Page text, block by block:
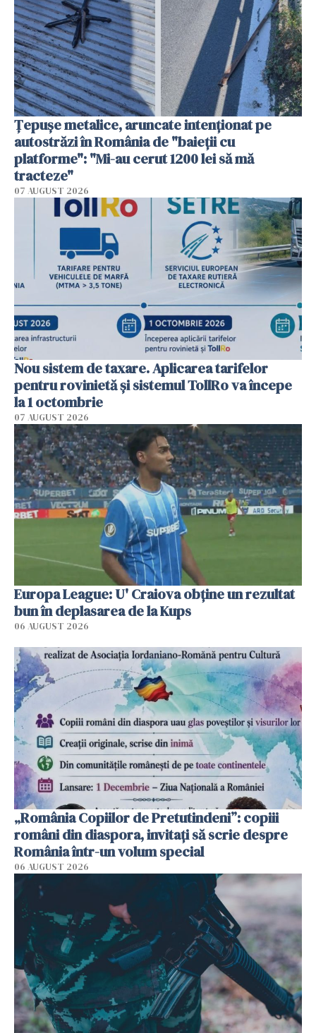
Țepușe metalice, aruncate intenționat pe
autostrăzi în România de "baieții cu
platforme": "Mi-au cerut 1200 lei să mă
tracteze"
07 AUGUST 2026
Nou sistem de taxare. Aplicarea tarifelor
pentru rovinietă şi sistemul TollRo va începe
la 1 octombrie
07 AUGUST 2026
Europa League: U' Craiova obține un rezultat
bun în deplasarea de la Kups
06 AUGUST 2026
„România Copiilor de Pretutindeni”: copiii
români din diaspora, invitați să scrie despre
România într-un volum special
06 AUGUST 2026